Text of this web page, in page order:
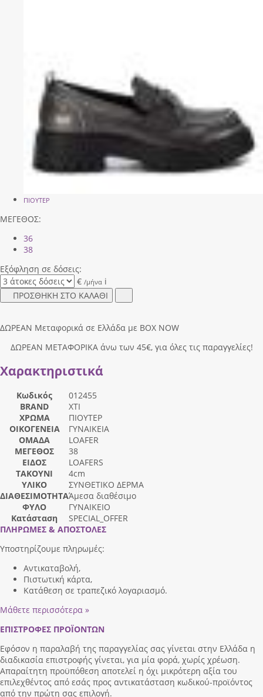
ΠΙΟΥΤΕΡ
ΜΕΓΕΘΟΣ:
36
38
Εξόφληση σε δόσεις:
€ /μήνα i
ΠΡΟΣΘΗΚΗ ΣΤΟ ΚΑΛΑΘΙ
ΔΩΡΕΑΝ Μεταφορικά σε Ελλάδα με BOX NOW
ΔΩΡΕΑΝ ΜΕΤΑΦΟΡΙΚΑ άνω των 45€, για όλες τις παραγγελίες!
Χαρακτηριστικά
Κωδικός
012455
BRAND
XTI
ΧΡΩΜΑ
ΠΙΟΥΤΕΡ
ΟΙΚΟΓΕΝΕΙΑ
ΓΥΝΑΙΚΕΙΑ
ΟΜΑΔΑ
LOAFER
ΜΕΓΕΘΟΣ
38
ΕΙΔΟΣ
LOAFERS
ΤΑΚΟΥΝΙ
4cm
ΥΛΙΚΟ
ΣΥΝΘΕΤΙΚΟ ΔΕΡΜΑ
ΔΙΑΘΕΣΙΜΟΤΗΤΑΆμεσα διαθέσιμο
ΦΥΛΟ
ΓΥΝΑΙΚΕΙΟ
Κατάσταση
SPECIAL_OFFER
ΠΛΗΡΩΜΕΣ & ΑΠΟΣΤΟΛΕΣ
Υποστηρίζουμε πληρωμές:
Αντικαταβολή,
Πιστωτική κάρτα,
Κατάθεση σε τραπεζικό λογαριασμό.
Μάθετε περισσότερα »
ΕΠΙΣΤΡΟΦΕΣ ΠΡΟΪΟΝΤΩΝ
Εφόσον η παραλαβή της παραγγελίας σας γίνεται στην Ελλάδα η
διαδικασία επιστροφής γίνεται, για μία φορά, χωρίς χρέωση.
Απαραίτητη προϋπόθεση αποτελεί η όχι μικρότερη αξία του
επιλεχθέντος από εσάς προς αντικατάσταση κωδικού-προϊόντος
από την πρώτη σας επιλογή.